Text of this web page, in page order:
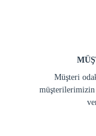
Müşteri
müşterilerimizin